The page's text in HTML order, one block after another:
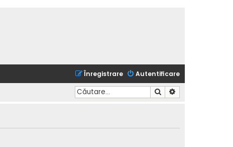
Autentificare
Înregistrare
Căutare